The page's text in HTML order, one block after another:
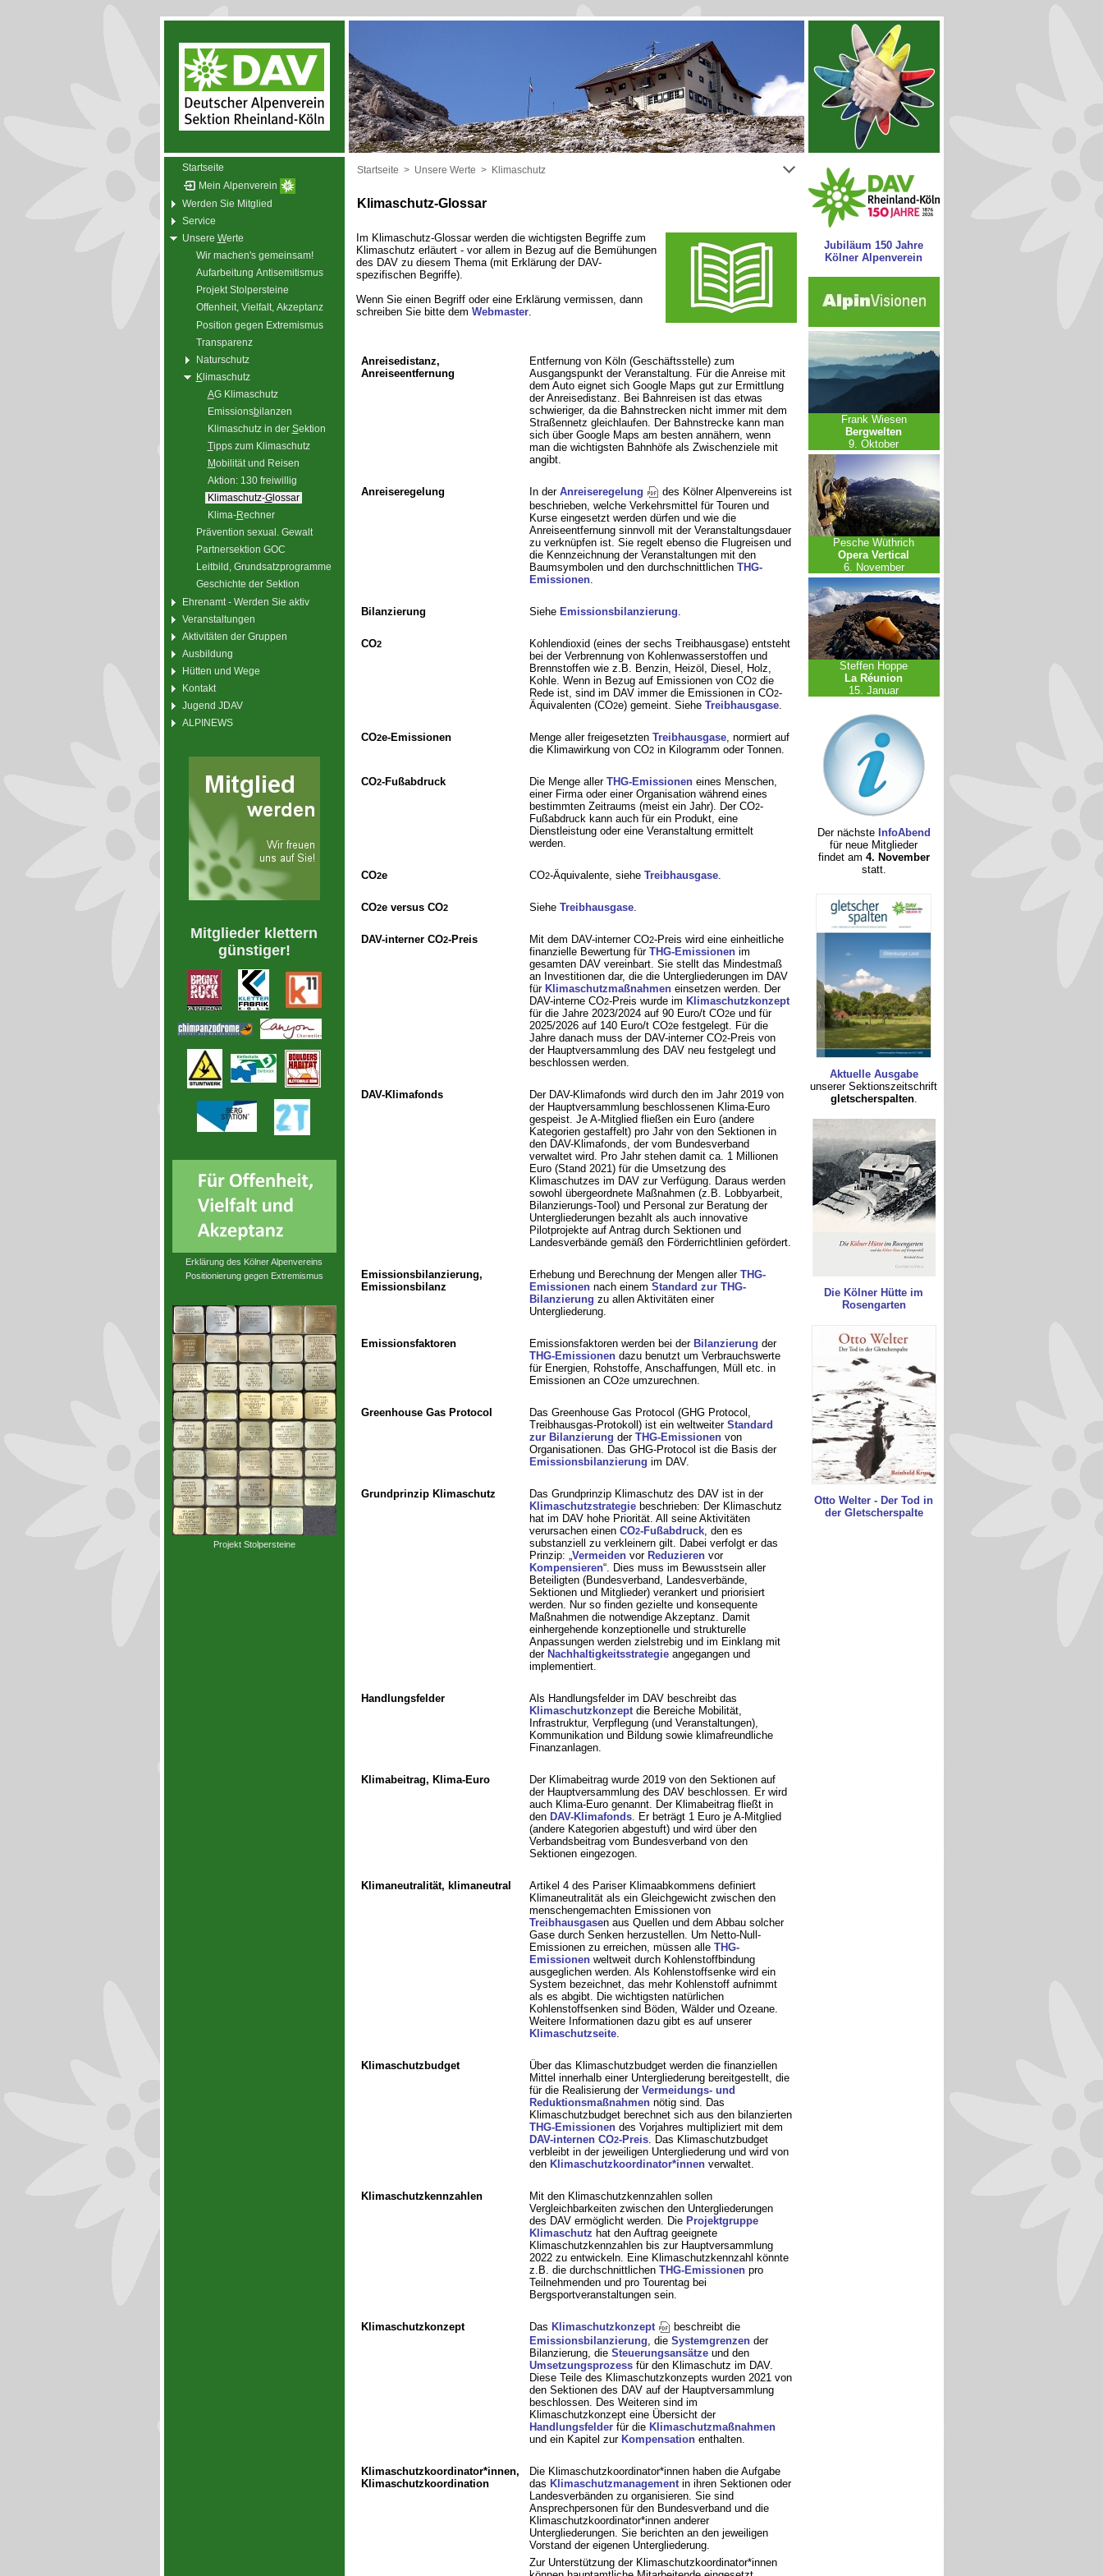
Startseite
Mein Alpenverein
Werden Sie Mitglied
Service
Unsere Werte
Wir machen's gemeinsam!
Aufarbeitung Antisemitismus
Projekt Stolpersteine
Offenheit, Vielfalt, Akzeptanz
Position gegen Extremismus
Transparenz
Naturschutz
Klimaschutz
AG Klimaschutz
Emissionsbilanzen
Klimaschutz in der Sektion
Tipps zum Klimaschutz
Mobilität und Reisen
Aktion: 130 freiwillig
Klimaschutz-Glossar
Klima-Rechner
Prävention sexual. Gewalt
Partnersektion GOC
Leitbild, Grundsatzprogramme
Geschichte der Sektion
Ehrenamt - Werden Sie aktiv
Veranstaltungen
Aktivitäten der Gruppen
Ausbildung
Hütten und Wege
Kontakt
Jugend JDAV
ALPINEWS
Mitglieder klettern
günstiger!
Erklärung des Kölner Alpenvereins
Positionierung gegen Extremismus
Projekt Stolpersteine
Startseite > Unsere Werte > Klimaschutz
Klimaschutz-Glossar
Im Klimaschutz-Glossar werden die wichtigsten Begriffe zum
Klimaschutz erläutert - vor allem in Bezug auf die Bemühungen
des DAV zu diesem Thema (mit Erklärung der DAV-
spezifischen Begriffe).
Wenn Sie einen Begriff oder eine Erklärung vermissen, dann
schreiben Sie bitte dem Webmaster.
Anreisedistanz,
Anreiseentfernung
Entfernung von Köln (Geschäftsstelle) zum
Ausgangspunkt der Veranstaltung. Für die Anreise mit
dem Auto eignet sich Google Maps gut zur Ermittlung
der Anreisedistanz. Bei Bahnreisen ist das etwas
schwieriger, da die Bahnstrecken nicht immer mit dem
Straßennetz gleichlaufen. Der Bahnstrecke kann man
sich über Google Maps am besten annähern, wenn
man die wichtigsten Bahnhöfe als Zwischenziele mit
angibt.
Anreiseregelung In der Anreiseregelung
des Kölner Alpenvereins ist
beschrieben, welche Verkehrsmittel für Touren und
Kurse eingesetzt werden dürfen und wie die
Anreiseentfernung sinnvoll mit der Veranstaltungsdauer
zu verknüpfen ist. Sie regelt ebenso die Flugreisen und
die Kennzeichnung der Veranstaltungen mit den
Baumsymbolen und den durchschnittlichen THG-
Emissionen.
Bilanzierung Siehe Emissionsbilanzierung.
CO2
Kohlendioxid (eines der sechs Treibhausgase) entsteht
bei der Verbrennung von Kohlenwasserstoffen und
Brennstoffen wie z.B. Benzin, Heizöl, Diesel, Holz,
Kohle. Wenn in Bezug auf Emissionen von CO2die
Rede ist, sind im DAV immer die Emissionen in CO2-
Äquivalenten (CO2e) gemeint. Siehe Treibhausgase.
CO2e-Emissionen Menge aller freigesetzten Treibhausgase, normiert auf
die Klimawirkung von CO2in Kilogramm oder Tonnen.
CO2-Fußabdruck Die Menge aller THG-Emissioneneines Menschen,
einer Firma oder einer Organisation während eines
bestimmten Zeitraums (meist ein Jahr). Der CO2-
Fußabdruck kann auch für ein Produkt, eine
Dienstleistung oder eine Veranstaltung ermittelt
werden.
CO2e CO2-Äquivalente, siehe Treibhausgase.
CO2e versus CO2 Siehe Treibhausgase.
DAV-interner CO2-Preis Mit dem DAV-interner CO2-Preis wird eine einheitliche
finanzielle Bewertung für THG-Emissionenim
gesamten DAV vereinbart. Sie stellt das Mindestmaß
an Investitionen dar, die die Untergliederungen im DAV
für Klimaschutzmaßnahmeneinsetzen werden. Der
DAV-interne CO2-Preis wurde im Klimaschutzkonzept
für die Jahre 2023/2024 auf 90 Euro/t CO2e und für
2025/2026 auf 140 Euro/t CO2e festgelegt. Für die
Jahre danach muss der DAV-interner CO2-Preis von
der Hauptversammlung des DAV neu festgelegt und
beschlossen werden.
DAV-Klimafonds
Der DAV-Klimafonds wird durch den im Jahr 2019 von
der Hauptversammlung beschlossenen Klima-Euro
gespeist. Je A-Mitglied fließen ein Euro (andere
Kategorien gestaffelt) pro Jahr von den Sektionen in
den DAV-Klimafonds, der vom Bundesverband
verwaltet wird. Pro Jahr stehen damit ca. 1 Millionen
Euro (Stand 2021) für die Umsetzung des
Klimaschutzes im DAV zur Verfügung. Daraus werden
sowohl übergeordnete Maßnahmen (z.B. Lobbyarbeit,
Bilanzierungs-Tool) und Personal zur Beratung der
Untergliederungen bezahlt als auch innovative
Pilotprojekte auf Antrag durch Sektionen und
Landesverbände gemäß den Förderrichtlinien gefördert.
Emissionsbilanzierung,
Emissionsbilanz
Erhebung und Berechnung der Mengen aller THG-
Emissionennach einem Standard zur THG-
Bilanzierung zu allen Aktivitäten einer
Untergliederung.
Emissionsfaktoren Emissionsfaktoren werden bei der Bilanzierung der
THG-Emissionendazu benutzt um Verbrauchswerte
für Energien, Rohstoffe, Anschaffungen, Müll etc. in
Emissionen an CO2e umzurechnen.
Greenhouse Gas Protocol
Das Greenhouse Gas Protocol (GHG Protocol,
Treibhausgas-Protokoll) ist ein weltweiter Standard
zur Bilanzierung der THG-Emissionenvon
Organisationen. Das GHG-Protocol ist die Basis der
Emissionsbilanzierung im DAV.
Grundprinzip Klimaschutz
Das Grundprinzip Klimaschutz des DAV ist in der
Klimaschutzstrategiebeschrieben: Der Klimaschutz
hat im DAV hohe Priorität. All seine Aktivitäten
verursachen einen CO2-Fußabdruck, den es
substanziell zu verkleinern gilt. Dabei verfolgt er das
Prinzip: „Vermeidenvor Reduzierenvor
Kompensieren“. Dies muss im Bewusstsein aller
Beteiligten (Bundesverband, Landesverbände,
Sektionen und Mitglieder) verankert und priorisiert
werden. Nur so finden gezielte und konsequente
Maßnahmen die notwendige Akzeptanz. Damit
einhergehende konzeptionelle und strukturelle
Anpassungen werden zielstrebig und im Einklang mit
der Nachhaltigkeitsstrategieangegangen und
implementiert.
Handlungsfelder
Als Handlungsfelder im DAV beschreibt das
Klimaschutzkonzeptdie Bereiche Mobilität,
Infrastruktur, Verpflegung (und Veranstaltungen),
Kommunikation und Bildung sowie klimafreundliche
Finanzanlagen.
Klimabeitrag, Klima-Euro
Der Klimabeitrag wurde 2019 von den Sektionen auf
der Hauptversammlung des DAV beschlossen. Er wird
auch Klima-Euro genannt. Der Klimabeitrag fließt in
den DAV-Klimafonds. Er beträgt 1 Euro je A-Mitglied
(andere Kategorien abgestuft) und wird über den
Verbandsbeitrag vom Bundesverband von den
Sektionen eingezogen.
Klimaneutralität, klimaneutral
Artikel 4 des Pariser Klimaabkommens definiert
Klimaneutralität als ein Gleichgewicht zwischen den
menschengemachten Emissionen von
Treibhausgasen aus Quellen und dem Abbau solcher
Gase durch Senken herzustellen. Um Netto-Null-
Emissionen zu erreichen, müssen alle THG-
Emissionenweltweit durch Kohlenstoffbindung
ausgeglichen werden. Als Kohlenstoffsenke wird ein
System bezeichnet, das mehr Kohlenstoff aufnimmt
als es abgibt. Die wichtigsten natürlichen
Kohlenstoffsenken sind Böden, Wälder und Ozeane.
Weitere Informationen dazu gibt es auf unserer
Klimaschutzseite.
Klimaschutzbudget
Über das Klimaschutzbudget werden die finanziellen
Mittel innerhalb einer Untergliederung bereitgestellt, die
für die Realisierung der Vermeidungs- und
Reduktionsmaßnahmennötig sind. Das
Klimaschutzbudget berechnet sich aus den bilanzierten
THG-Emissionendes Vorjahres multipliziert mit dem
DAV-internen CO2-Preis. Das Klimaschutzbudget
verbleibt in der jeweiligen Untergliederung und wird von
den Klimaschutzkoordinator*innenverwaltet.
Klimaschutzkennzahlen
Mit den Klimaschutzkennzahlen sollen
Vergleichbarkeiten zwischen den Untergliederungen
des DAV ermöglicht werden. Die Projektgruppe
Klimaschutz hat den Auftrag geeignete
Klimaschutzkennzahlen bis zur Hauptversammlung
2022 zu entwickeln. Eine Klimaschutzkennzahl könnte
z.B. die durchschnittlichen THG-Emissionenpro
Teilnehmenden und pro Tourentag bei
Bergsportveranstaltungen sein.
Klimaschutzkonzept Das Klimaschutzkonzept
beschreibt die
Emissionsbilanzierung, die Systemgrenzender
Bilanzierung, die Steuerungsansätzeund den
Umsetzungsprozessfür den Klimaschutz im DAV.
Diese Teile des Klimaschutzkonzepts wurden 2021 von
den Sektionen des DAV auf der Hauptversammlung
beschlossen. Des Weiteren sind im
Klimaschutzkonzept eine Übersicht der
Handlungsfelderfür die Klimaschutzmaßnahmen
und ein Kapitel zur Kompensationenthalten.
Klimaschutzkoordinator*innen,
Klimaschutzkoordination
Die Klimaschutzkoordinator*innen haben die Aufgabe
das Klimaschutzmanagementin ihren Sektionen oder
Landesverbänden zu organisieren. Sie sind
Ansprechpersonen für den Bundesverband und die
Klimaschutzkoordinator*innen anderer
Untergliederungen. Sie berichten an den jeweiligen
Vorstand der eigenen Untergliederung.
Zur Unterstützung der Klimaschutzkoordinator*innen
Jubiläum 150 Jahre
Kölner Alpenverein
Frank Wiesen
Bergwelten
9. Oktober
Pesche Wüthrich
Opera Vertical
6. November
Steffen Hoppe
La Réunion
15. Januar
Der nächste InfoAbend
für neue Mitglieder
findet am 4. November
statt.
Aktuelle Ausgabe
unserer Sektionszeitschrift
gletscherspalten.
Die Kölner Hütte im
Rosengarten
Otto Welter - Der Tod in
der Gletscherspalte